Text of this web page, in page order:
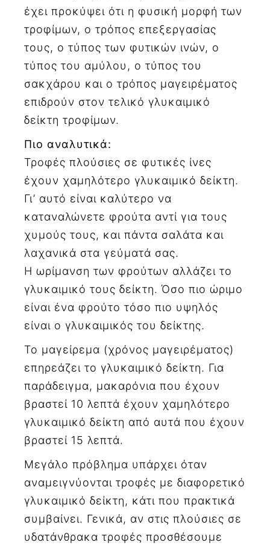
έχει προκύψει ότι η φυσική μορφή των
τροφίμων, ο τρόπος επεξεργασίας
τους, ο τύπος των φυτικών ινών, ο
τύπος του αμύλου, ο τύπος του
σακχάρου και ο τρόπος μαγειρέματος
επιδρούν στον τελικό γλυκαιμικό
δείκτη τροφίμων.
Πιο αναλυτικά:
Τροφές πλούσιες σε φυτικές ίνες
έχουν χαμηλότερο γλυκαιμικό δείκτη.
Γι’ αυτό είναι καλύτερο να
καταναλώνετε φρούτα αντί για τους
χυμούς τους, και πάντα σαλάτα και
λαχανικά στα γεύματά σας.
Η ωρίμανση των φρούτων αλλάζει το
γλυκαιμικό τους δείκτη. Όσο πιο ώριμο
είναι ένα φρούτο τόσο πιο υψηλός
είναι ο γλυκαιμικός του δείκτης.
Το μαγείρεμα (χρόνος μαγειρέματος)
επηρεάζει το γλυκαιμικό δείκτη. Για
παράδειγμα, μακαρόνια που έχουν
βραστεί 10 λεπτά έχουν χαμηλότερο
γλυκαιμικό δείκτη από αυτά που έχουν
βραστεί 15 λεπτά.
Μεγάλο πρόβλημα υπάρχει όταν
αναμειγνύονται τροφές με διαφορετικό
γλυκαιμικό δείκτη, κάτι που πρακτικά
συμβαίνει. Γενικά, αν στις πλούσιες σε
υδατάνθρακα τροφές προσθέσουμε